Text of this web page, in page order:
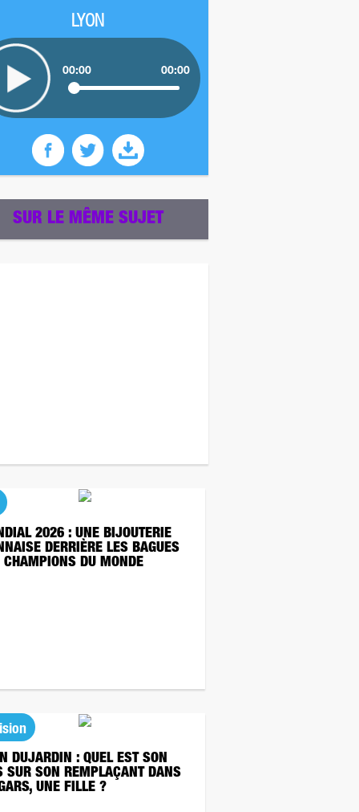
LYON
00:00 00:00
SUR LE MÊME SUJET
2026 : UNE BIJOUTERIE
DERRIÈRE LES BAGUES
CHAMPIONS DU MONDE
DUJARDIN : QUEL EST SON
SUR SON REMPLAÇANT DANS
UNE FILLE ?